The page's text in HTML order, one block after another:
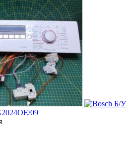
Б/У
09